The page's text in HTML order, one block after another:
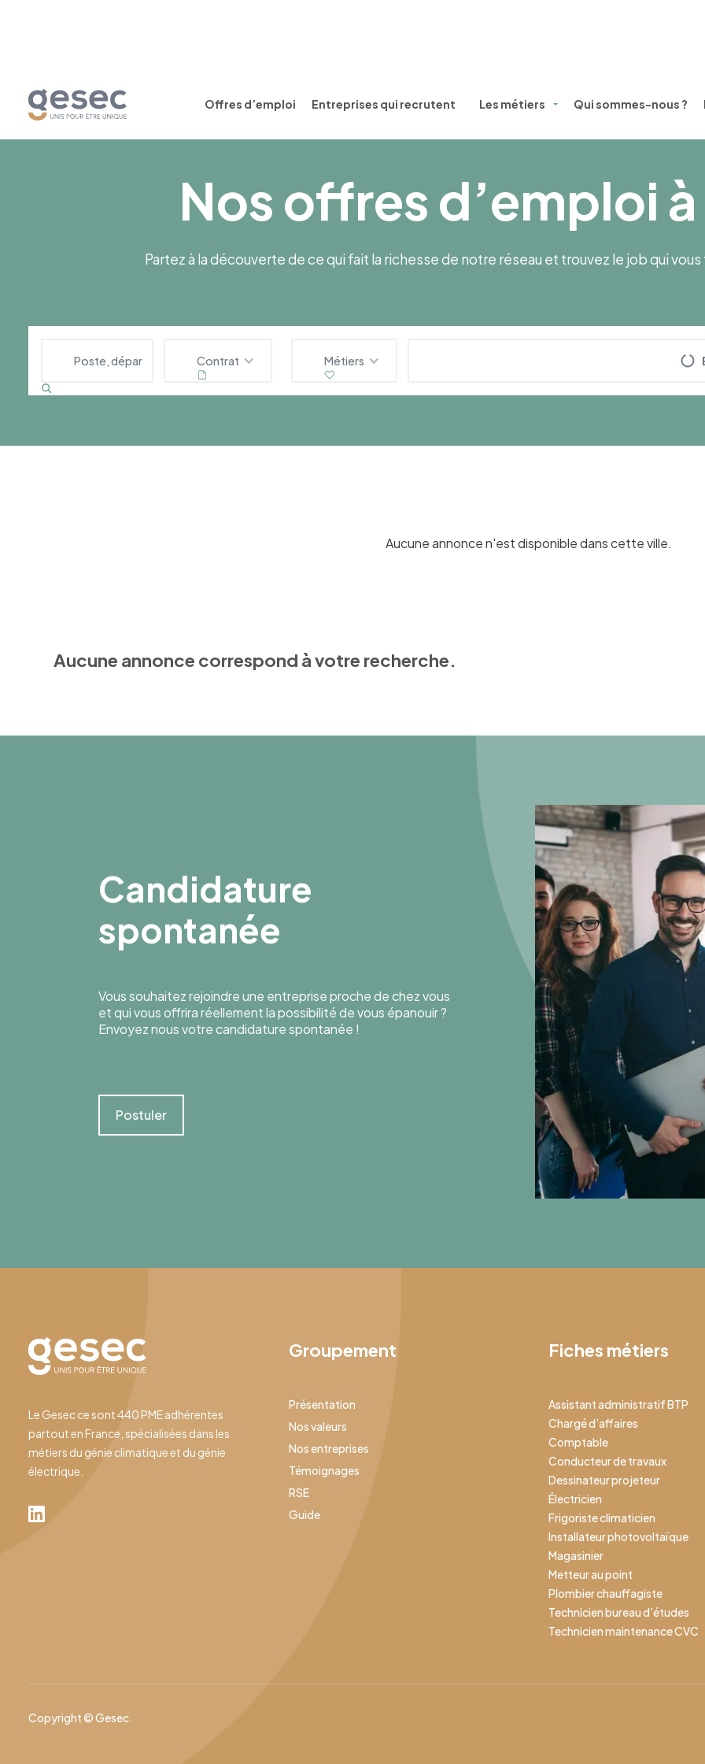
Offres d’emploi Entreprises qui recrutent Les métiers Qui sommes-nous ?
Nos offres d’emploi
Partez à la découverte de ce qui fait la richesse de notre réseau et trouvez le job qui
Contrat Métiers
Aucune annonce n'est disponible dans cette ville.
Aucune annonce correspond à votre recherche.
Candidature
spontanée
Vous souhaitez rejoindre une entreprise proche de chez vous
et qui vous offrira réellement la possibilité de vous épanouir ?
Envoyez nous votre candidature spontanée !
Postuler
Le Gesec ce sont 440 PME adhérentes
partout en France, spécialisées dans les
métiers du génie climatique et du génie
électrique.
Groupement
Présentation
Nos valeurs
Nos entreprises
Témoignages
RSE
Guide
Fiches métiers
Assistant administratif BTP
Chargé d’affaires
Comptable
Conducteur de travaux
Dessinateur projeteur
Électricien
Frigoriste climaticien
Installateur photovoltaïque
Magasinier
Metteur au point
Plombier chauffagiste
Technicien bureau d’études
Technicien maintenance CVC
Copyright © Gesec.